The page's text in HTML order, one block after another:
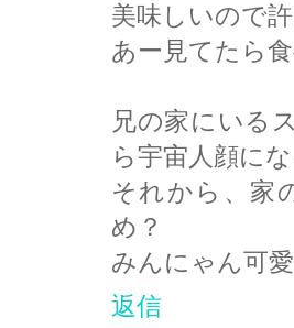
美味しいので
あー見てたら
兄の家にいる
ら宇宙人顔に
それから、家
め？
みんにゃん可愛
返信